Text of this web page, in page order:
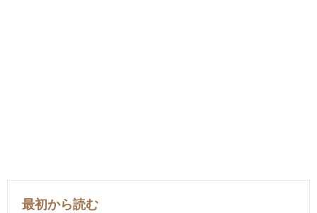
最初から読む